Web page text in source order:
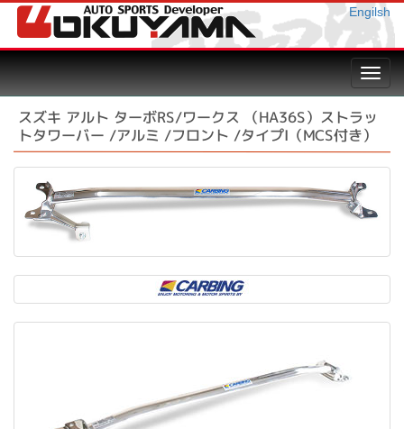
Engilsh
スズキ アルト ターボRS/ワークス （HA36S）ストラッ
トタワーバー /アルミ /フロント /タイプI（MCS付き）